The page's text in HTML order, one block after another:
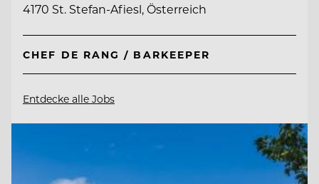
4170 St. Stefan-Afiesl, Österreich
CHEF DE RANG / BARKEEPER
Entdecke alle Jobs